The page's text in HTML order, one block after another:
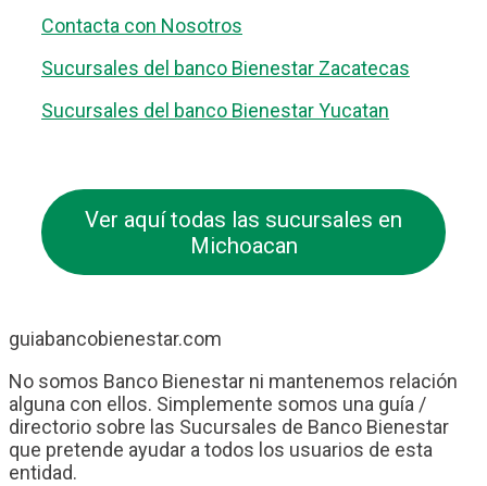
Contacta con Nosotros
Sucursales del banco Bienestar Zacatecas
Sucursales del banco Bienestar Yucatan
Ver aquí todas las sucursales en
Michoacan
guiabancobienestar.com
No somos Banco Bienestar ni mantenemos relación
alguna con ellos. Simplemente somos una guía /
directorio sobre las Sucursales de Banco Bienestar
que pretende ayudar a todos los usuarios de esta
entidad.